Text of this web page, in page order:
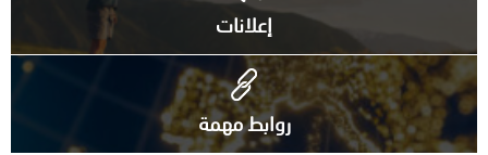
إعلانات
روابط مهمة